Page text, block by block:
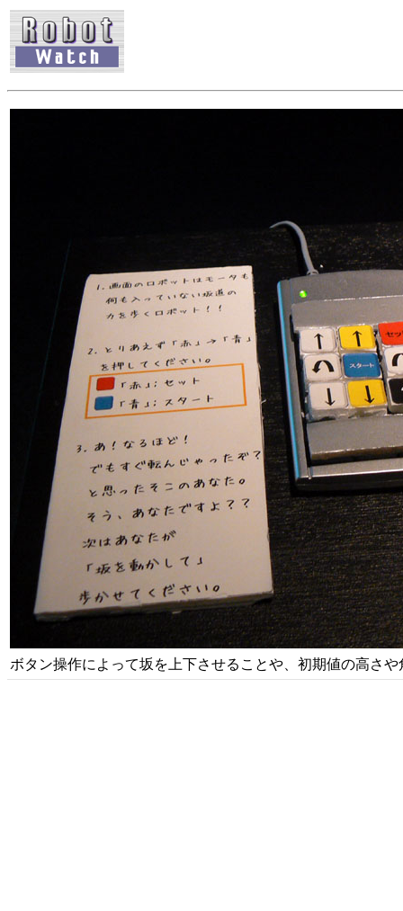
ボタン操作によって坂を上下させることや、初期値の高さ